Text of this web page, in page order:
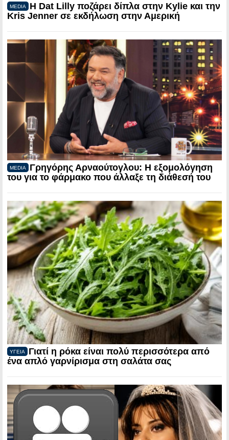
MEDIA
Η Dat Lilly ποζάρει δίπλα στην Kylie και την
Kris Jenner σε εκδήλωση στην Αμερική
MEDIA
Γρηγόρης Αρναούτογλου: Η εξομολόγηση
του για το φάρμακο που άλλαξε τη διάθεσή του
ΥΓΕΙΑ
Γιατί η ρόκα είναι πολύ περισσότερα από
ένα απλό γαρνίρισμα στη σαλάτα σας